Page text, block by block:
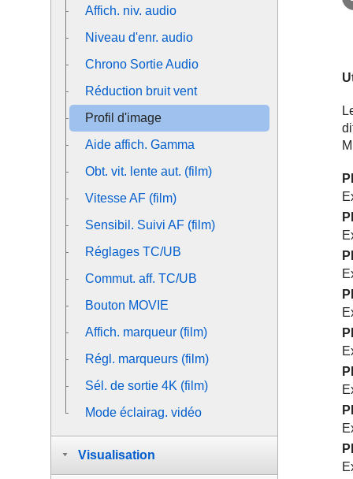
Affich. niv. audio
Niveau d'enr. audio
Chrono Sortie Audio
Réduction bruit vent
Profil d'image
Aide affich. Gamma
Obt. vit. lente aut. (film)
Vitesse AF (film)
Sensibil. Suivi AF (film)
Réglages TC/UB
Commut. aff. TC/UB
Bouton MOVIE
Affich. marqueur (film)
Régl. marqueurs (film)
Sél. de sortie 4K (film)
Mode éclairag. vidéo
Visualisation